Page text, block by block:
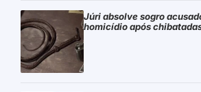
Júri absolve sogro
homicídio após